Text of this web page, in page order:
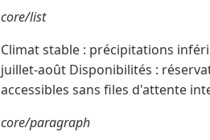
core/list
Climat stable : précipitations
juillet-août Disponibilités :
accessibles sans files d'attente
core/paragraph